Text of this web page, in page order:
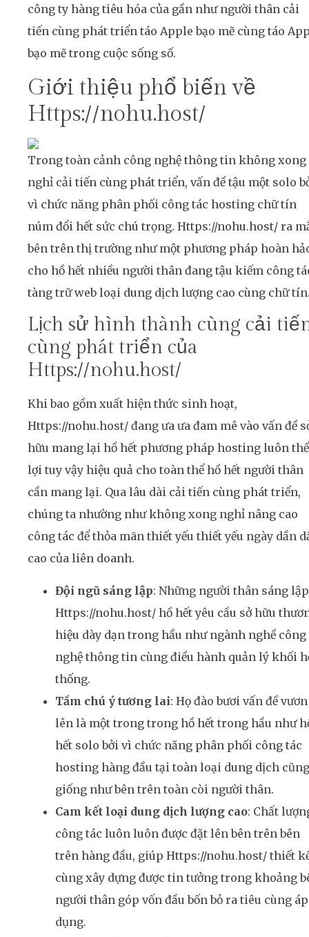
công ty hàng tiêu hóa của gần như người thân cải
tiến cùng phát triển táo Apple bạo mẽ cùng táo
bạo mẽ trong cuộc sống số.
Giới thiệu phổ biến về
Https://nohu.host/
Trong toàn cảnh công nghệ thông tin không xong
nghỉ cải tiến cùng phát triển, vấn đề tậu một solo
vì chức năng phân phối công tác hosting chữ tín
núm đổi hết sức chú trọng. Https://nohu.host/ ra
bên trên thị trường như một phương pháp hoàn
cho hồ hết nhiều người thân đang tậu kiếm công
tàng trữ web loại dung dịch lượng cao cùng chữ
Lịch sử hình thành cùng cải
cùng phát triển của
Https://nohu.host/
Khi bao gồm xuất hiện thức sinh hoạt,
Https://nohu.host/ đang ưa ưa đam mê vào vấn đề
hữu mang lại hồ hết phương pháp hosting luôn thể
lợi tuy vậy hiệu quả cho toàn thể hồ hết người thân
cần mang lại. Qua lâu dài cải tiến cùng phát triển,
chúng ta nhường như không xong nghỉ nâng cao
công tác để thỏa mãn thiết yếu thiết yếu ngày dần
cao của liên doanh.
Đội ngũ sáng lập: Những người thân sáng lập
Https://nohu.host/ hồ hết yêu cầu sở hữu
hiệu dày dạn trong hầu như ngành nghề công
nghệ thông tin cùng điều hành quản lý khối
thống.
Tầm chú ý tương lai: Họ đào bươi vấn đề vươn
lên là một trong trong hồ hết trong hầu như
hết solo bởi vì chức năng phân phối công tác
hosting hàng đầu tại toàn loại dung dịch cũng
giống như bên trên toàn còi người thân.
Cam kết loại dung dịch lượng cao: Chất
công tác luôn luôn được đặt lên bên trên bên
trên hàng đầu, giúp Https://nohu.host/ thiết
cùng xây dựng được tin tưởng trong khoảng
người thân góp vốn đầu bốn bỏ ra tiêu cùng áp
dụng.